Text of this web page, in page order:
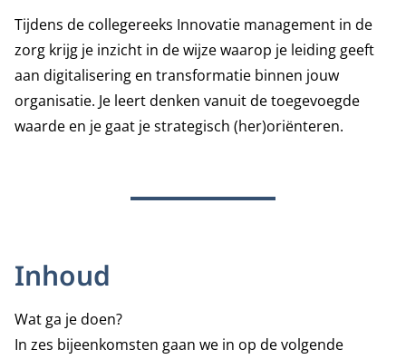
Tijdens de collegereeks Innovatie management in de
zorg krijg je inzicht in de wijze waarop je leiding geeft
aan digitalisering en transformatie binnen jouw
organisatie. Je leert denken vanuit de toegevoegde
waarde en je gaat je strategisch (her)oriënteren.
Inhoud
Wat ga je doen?
In zes bijeenkomsten gaan we in op de volgende